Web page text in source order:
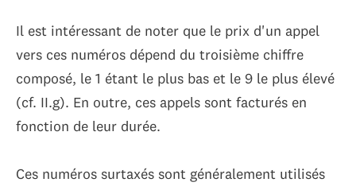
Il est intéressant de noter que le prix d'un appel
vers ces numéros dépend du troisième chiffre
composé, le 1 étant le plus bas et le 9 le plus élevé
(cf. II.g). En outre, ces appels sont facturés en
fonction de leur durée.
Ces numéros surtaxés sont généralement utilisés